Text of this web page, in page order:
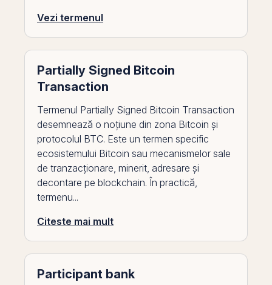
Vezi termenul
Partially Signed Bitcoin
Transaction
Termenul Partially Signed Bitcoin Transaction
desemnează o noțiune din zona Bitcoin și
protocolul BTC. Este un termen specific
ecosistemului Bitcoin sau mecanismelor sale
de tranzacționare, minerit, adresare și
decontare pe blockchain. În practică,
termenu...
Citeste mai mult
Participant bank